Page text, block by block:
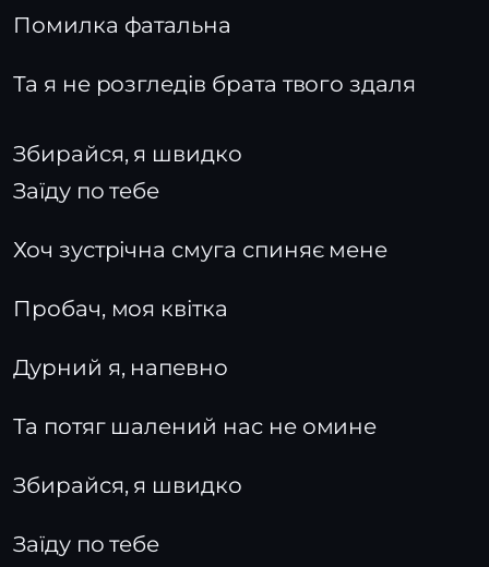
Помилка фатальна
Та я не розгледів брата твого здаля
Збирайся, я швидко
Заїду по тебе
Хоч зустрічна смуга спиняє мене
Пробач, моя квітка
Дурний я, напевно
Та потяг шалений нас не омине
Збирайся, я швидко
Заїду по тебе